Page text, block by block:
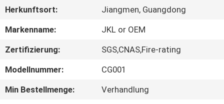
UNS
AUSFLUG
QUALITÄTSKONTROLLE
Herkunftsort:
Jiangmen, Guangdong
Markenname:
JKL or OEM
Zertifizierung:
SGS,CNAS,Fire-rating
Modellnummer:
CG001
Min Bestellmenge:
Verhandlung